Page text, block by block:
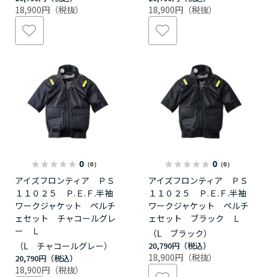
18,900円 18,900円
0 （0）
アイズフロンティア ＰＳ
１１０２５ Ｐ.Ｅ.Ｆ.半袖
ワークジャケット ペルチ
ェセット チャコールグレ
ー Ｌ
（L チャコールグレー）
20,790円
18,900円
0（0）
アイズフロンティア ＰＳ
１１０２５ Ｐ.Ｅ.Ｆ.半袖
ワークジャケット ペルチ
ェセット ブラック Ｌ
（L ブラック）
20,790円
18,900円